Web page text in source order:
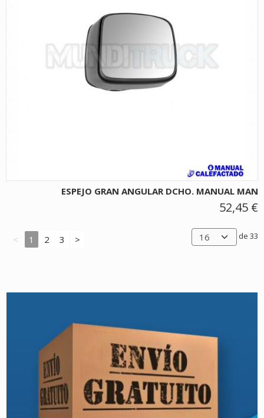
ESPEJO GRAN ANGULAR DCHO. MANUAL MAN
52,45 €
< 1 2 3 > de 33